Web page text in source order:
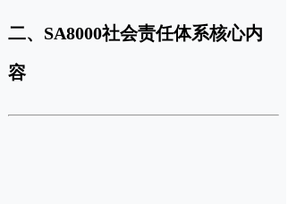
二、SA8000社会责任体系核心内
容